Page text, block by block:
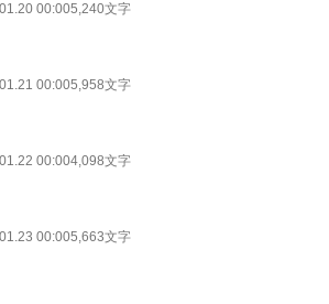
00:005,240文字
00:005,958文字
00:004,098文字
00:005,663文字